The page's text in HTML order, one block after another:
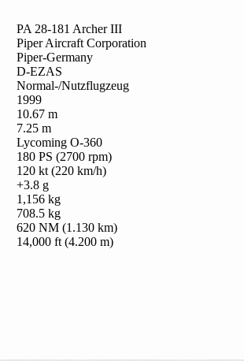
PA 28-181 Archer III
Piper Aircraft Corporation
Piper-Germany
D-EZAS
Normal-/Nutzflugzeug
1999
10.67 m
7.25 m
Lycoming O-360
180 PS (2700 rpm)
120 kt (220 km/h)
+3.8 g
1,156 kg
708.5 kg
620 NM (1.130 km)
14,000 ft (4.200 m)